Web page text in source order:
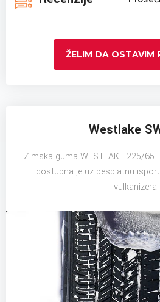
ŽELIM DA OSTAVIM
Westlake
Zimska guma WESTLAKE 225/65
dostupna je uz besplatnu
vulkanizera.